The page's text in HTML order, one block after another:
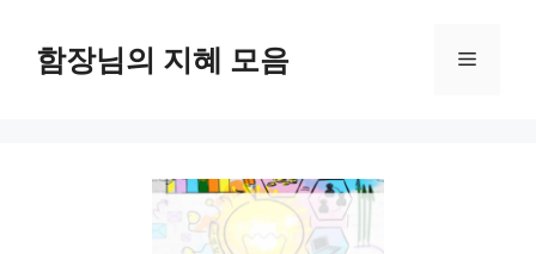
함장님의 지혜 모음 메